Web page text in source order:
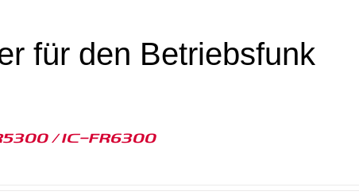
für den Betriebsfunk
/ IC-FR6300